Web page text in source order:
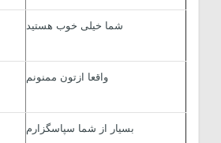
شما خیلی خوب هستید
واقعا ازتون ممنونم
بسیار از شما سپاسگزارم